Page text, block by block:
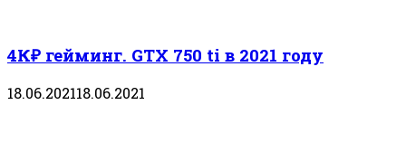
4К₽ гейминг. GTX 750 ti в 2021 году
18.06.202118.06.2021